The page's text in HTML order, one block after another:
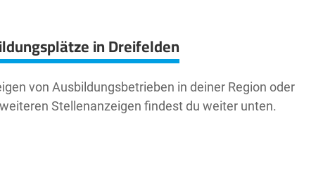
in Dreifelden
von Ausbildungsbetrieben in deiner Region oder
Stellenanzeigen findest du weiter unten.